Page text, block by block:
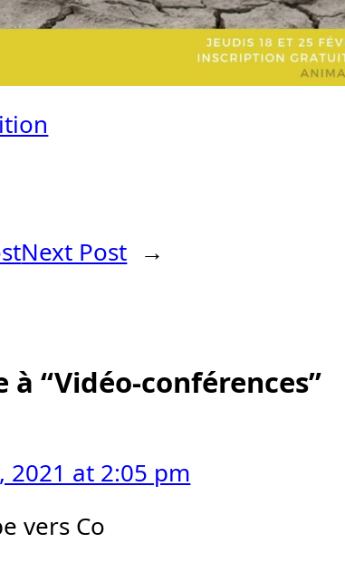
Next Post →
à “Vidéo-conférences”
2021 at 2:05 pm
vers Co